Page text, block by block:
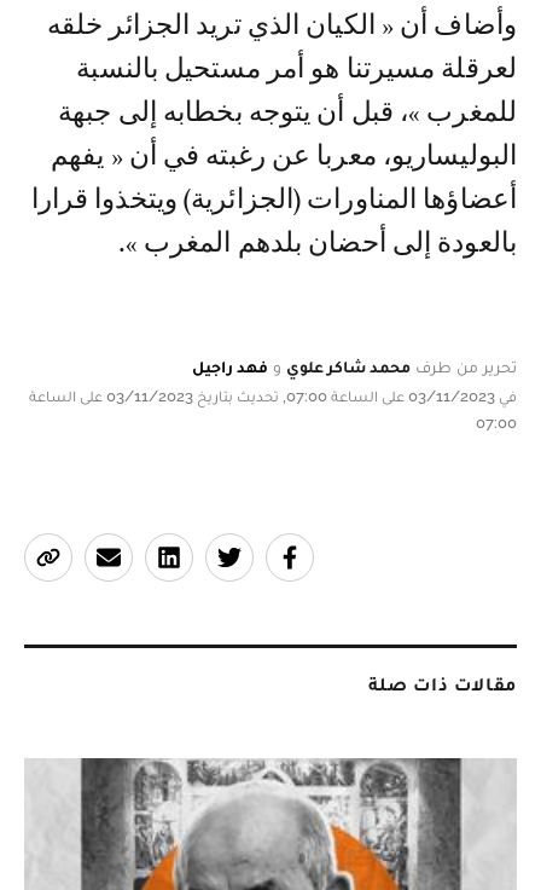
وأضاف أن « الكيان الذي تريد الجزائر خلقه
لعرقلة مسيرتنا هو أمر مستحيل بالنسبة
للمغرب »، قبل أن يتوجه بخطابه إلى جبهة
البوليساريو، معربا عن رغبته في أن « يفهم
أعضاؤها المناورات (الجزائرية) ويتخذوا قرارا
بالعودة إلى أحضان بلدهم المغرب ».
تحرير من طرف محمد شاكر علوي و فهد راجيل
في 03/11/2023 على الساعة 07:00, تحديث بتاريخ 03/11/2023 على الساعة
07:00
مقالات ذات صلة